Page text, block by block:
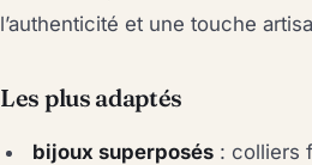
l’authenticité et une touche
Les plus adaptés
bijoux superposés : colliers